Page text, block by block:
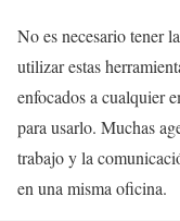
No es necesario tener
utilizar estas
enfocados a cualquier
para usarlo. Muchas
trabajo y la
en una misma oficina.